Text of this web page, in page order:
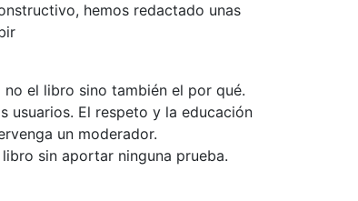
hemos redactado unas
el libro sino también el por qué.
usuarios. El respeto y la educación
un moderador.
sin aportar ninguna prueba.